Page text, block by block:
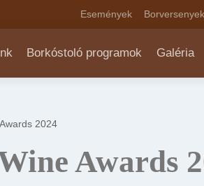
Események
Borkóstoló programok Galéria
2024
Awards